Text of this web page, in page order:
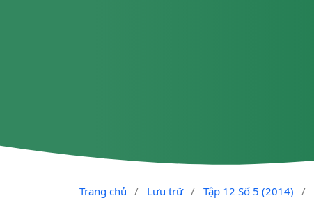
Trang chủ / Lưu trữ / Tập 12 Số 5 (2014) /